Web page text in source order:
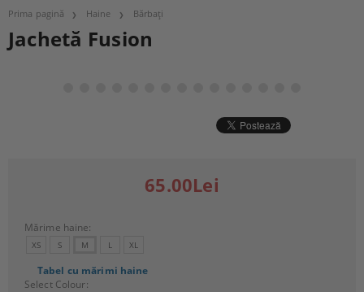
Prima pagină Haine Bărbați
Jachetă Fusion
65.00Lei
Mărime haine:
XS S M L XL
Tabel cu mărimi haine
Select Colour: